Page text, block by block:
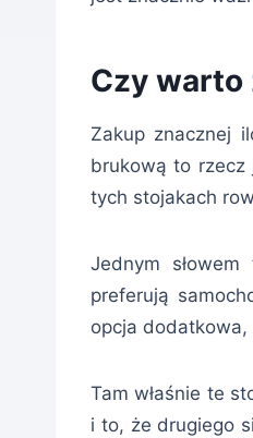
Czy warto
Zakup znacznej
brukową to
tych stojakach
Jednym
preferują
opcja
Tam właśnie te
i to, że drugiego